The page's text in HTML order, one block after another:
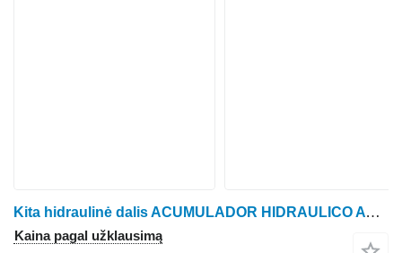
Kita hidraulinė dalis ACUMULADOR HIDRAULICO AT196301 ratinio traktoriaus John Deere 410K
Kaina pagal užklausimą